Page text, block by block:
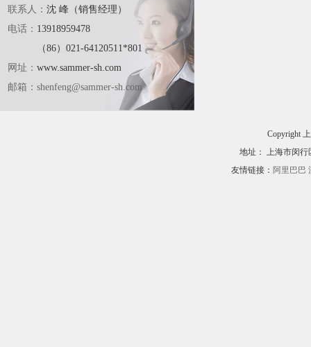
联系人： 沈 峰（销售经理）
电话： 13918959478
（86）021-64120511*801
网址： www.sammer-sh.com
邮箱： shenfeng@sammer-sh.com
Copyright
地址： 上海市闵行
友情链接： 阿里巴巴